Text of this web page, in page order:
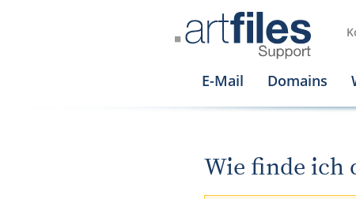
E-Mail Domains
Wie finde ich